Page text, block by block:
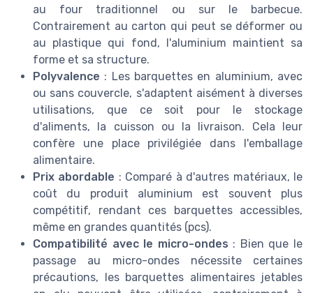
au four traditionnel ou sur le barbecue.
Contrairement au carton qui peut se déformer ou
au plastique qui fond, l'aluminium maintient sa
forme et sa structure.
Polyvalence : Les barquettes en aluminium, avec
ou sans couvercle, s'adaptent aisément à diverses
utilisations, que ce soit pour le stockage
d'aliments, la cuisson ou la livraison. Cela leur
confère une place privilégiée dans l'emballage
alimentaire.
Prix abordable : Comparé à d'autres matériaux, le
coût du produit aluminium est souvent plus
compétitif, rendant ces barquettes accessibles,
même en grandes quantités (pcs).
Compatibilité avec le micro-ondes : Bien que le
passage au micro-ondes nécessite certaines
précautions, les barquettes alimentaires jetables